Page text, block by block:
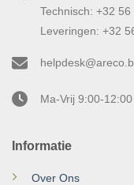
Informatie
Over Ons
Technisch: +32
Leveringen: +32
Ma-Vrij 9:00-